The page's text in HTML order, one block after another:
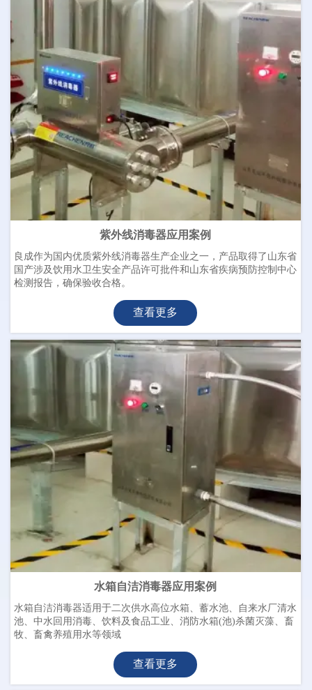
紫外线消毒器应用案例
良成作为国内优质紫外线消毒器生产企业之一，产品取得了山东省
国产涉及饮用水卫生安全产品许可批件和山东省疾病预防控制中心
检测报告，确保验收合格。
查看更多
水箱自洁消毒器应用案例
水箱自洁消毒器适用于二次供水高位水箱、蓄水池、自来水厂清水
池、中水回用消毒、饮料及食品工业、消防水箱(池)杀菌灭藻、畜
牧、畜禽养殖用水等领域
查看更多